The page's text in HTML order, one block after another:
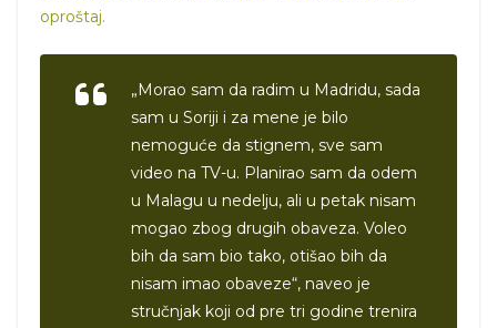
oproštaj.
„Morao sam da radim u Madridu, sada
sam u Soriji i za mene je bilo
nemoguće da stignem, sve sam
video na TV-u. Planirao sam da odem
u Malagu u nedelju, ali u petak nisam
mogao zbog drugih obaveza. Voleo
bih da sam bio tako, otišao bih da
nisam imao obaveze“, naveo je
stručnjak koji od pre tri godine trenira